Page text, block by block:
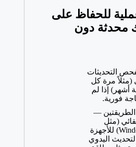
للحفاظ على
محدثة دون
التحديثات
مرة كل
أشهر) إذا لم
فورية.
الطريقتين —
(مثل
Windows Update) للأجهزة
اليدوي